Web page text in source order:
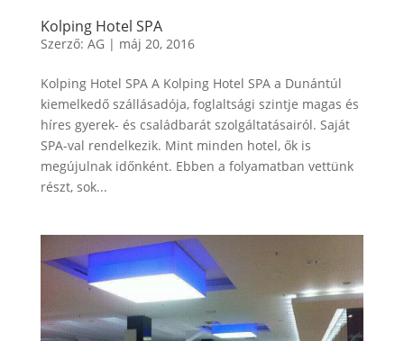
Kolping Hotel SPA
Szerző: AG| máj 20, 2016
Kolping Hotel SPA A Kolping Hotel SPA a Dunántúl
kiemelkedő szállásadója, foglaltsági szintje magas és
híres gyerek- és családbarát szolgáltatásairól. Saját
SPA-val rendelkezik. Mint minden hotel, ők is
megújulnak időnként. Ebben a folyamatban vettünk
részt, sok...